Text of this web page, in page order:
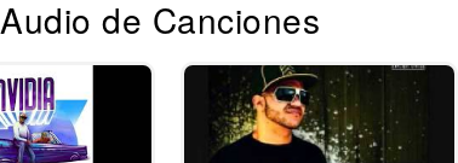
Audio de Canciones